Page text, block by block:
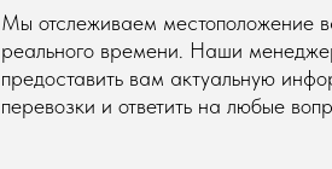
Мы отслеживаем местоположение
реального времени. Наши
предоставить вам актуальную
перевозки и ответить на любые